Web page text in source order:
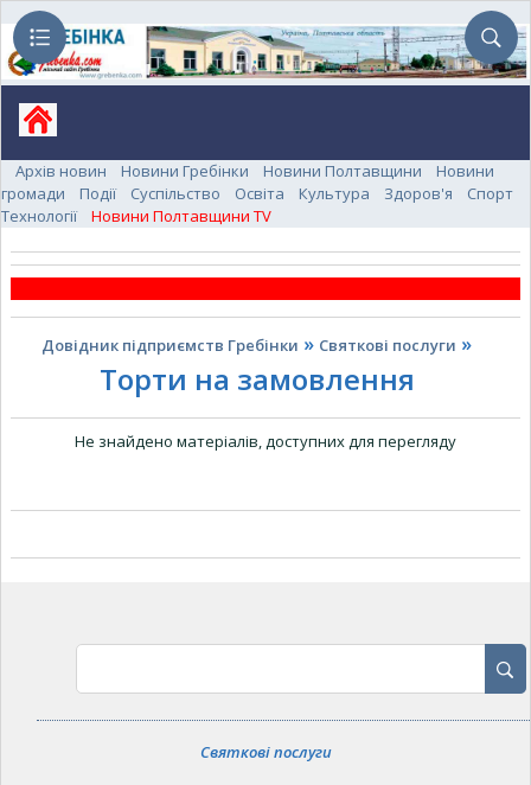
Архів новин Новини Гребінки Новини Полтавщини
Новини
громади
Події Суспільство Освіта Культура Здоров'я
Спорт
Технології
Новини Полтавщини TV
Довідник підприємств Гребінки » Святкові послуги »
Торти на замовлення
Не знайдено матеріалів, доступних для перегляду
Святкові послуги